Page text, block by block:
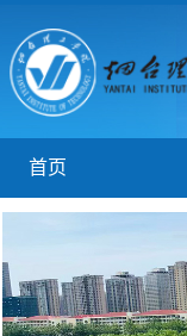
首页